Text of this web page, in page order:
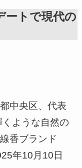
ートで現代の
中央区、代表
ような自然の
香ブランド
年10月10日